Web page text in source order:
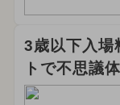
3歳以下入場
トで不思議